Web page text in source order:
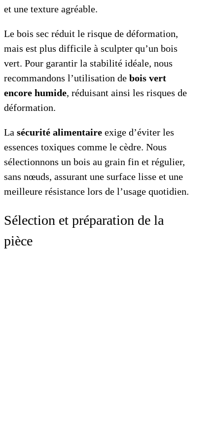
et une texture agréable.
Le bois sec réduit le risque de déformation,
mais est plus difficile à sculpter qu’un bois
vert. Pour garantir la stabilité idéale, nous
recommandons l’utilisation de bois vert
encore humide, réduisant ainsi les risques de
déformation.
La sécurité alimentaire exige d’éviter les
essences toxiques comme le cèdre. Nous
sélectionnons un bois au grain fin et régulier,
sans nœuds, assurant une surface lisse et une
meilleure résistance lors de l’usage quotidien.
Sélection et préparation de la
pièce